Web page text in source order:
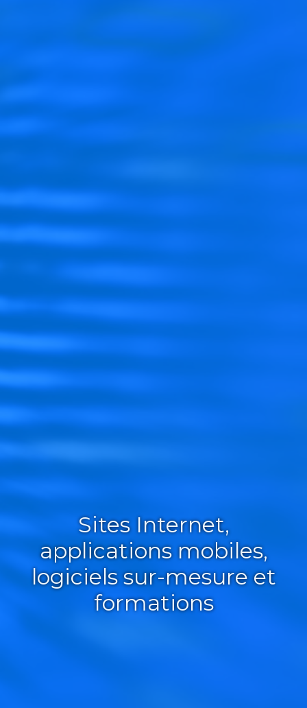
Sites Internet,
applications mobiles,
logiciels sur-mesure et
formations